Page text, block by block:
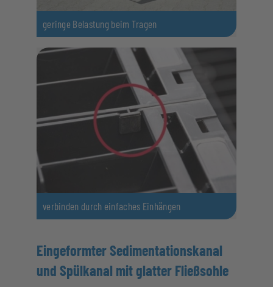
geringe Belastung beim Tragen
verbinden durch einfaches Einhängen
Eingeformter Sedimentationskanal
und Spülkanal mit glatter Fließsohle